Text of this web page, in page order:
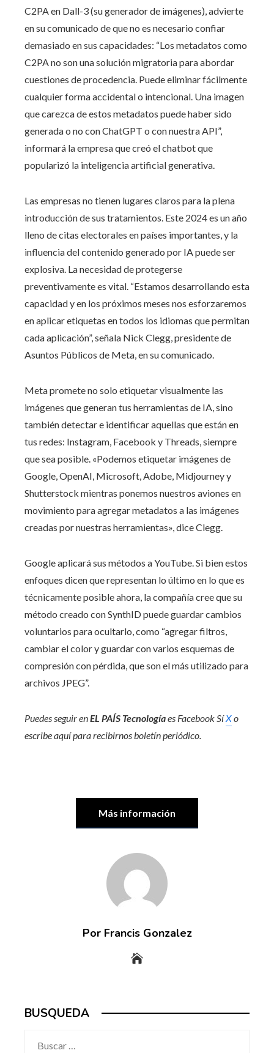
C2PA en Dall-3 (su generador de imágenes), advierte
en su comunicado de que no es necesario confiar
demasiado en sus capacidades: “Los metadatos como
C2PA no son una solución migratoria para abordar
cuestiones de procedencia. Puede eliminar fácilmente
cualquier forma accidental o intencional. Una imagen
que carezca de estos metadatos puede haber sido
generada o no con ChatGPT o con nuestra API”,
informará la empresa que creó el chatbot que
popularizó la inteligencia artificial generativa.
Las empresas no tienen lugares claros para la plena
introducción de sus tratamientos. Este 2024 es un año
lleno de citas electorales en países importantes, y la
influencia del contenido generado por IA puede ser
explosiva. La necesidad de protegerse
preventivamente es vital. “Estamos desarrollando esta
capacidad y en los próximos meses nos esforzaremos
en aplicar etiquetas en todos los idiomas que permitan
cada aplicación”, señala Nick Clegg, presidente de
Asuntos Públicos de Meta, en su comunicado.
Meta promete no solo etiquetar visualmente las
imágenes que generan tus herramientas de IA, sino
también detectar e identificar aquellas que están en
tus redes: Instagram, Facebook y Threads, siempre
que sea posible. «Podemos etiquetar imágenes de
Google, OpenAI, Microsoft, Adobe, Midjourney y
Shutterstock mientras ponemos nuestros aviones en
movimiento para agregar metadatos a las imágenes
creadas por nuestras herramientas», dice Clegg.
Google aplicará sus métodos a YouTube. Si bien estos
enfoques dicen que representan lo último en lo que es
técnicamente posible ahora, la compañía cree que su
método creado con SynthID puede guardar cambios
voluntarios para ocultarlo, como “agregar filtros,
cambiar el color y guardar con varios esquemas de
compresión con pérdida, que son el más utilizado para
archivos JPEG”.
Puedes seguir enEL PAÍS Tecnologíaes FacebookSíXo
escribe aquí para recibirnosboletín periódico.
Más información
Por Francis Gonzalez
BUSQUEDA